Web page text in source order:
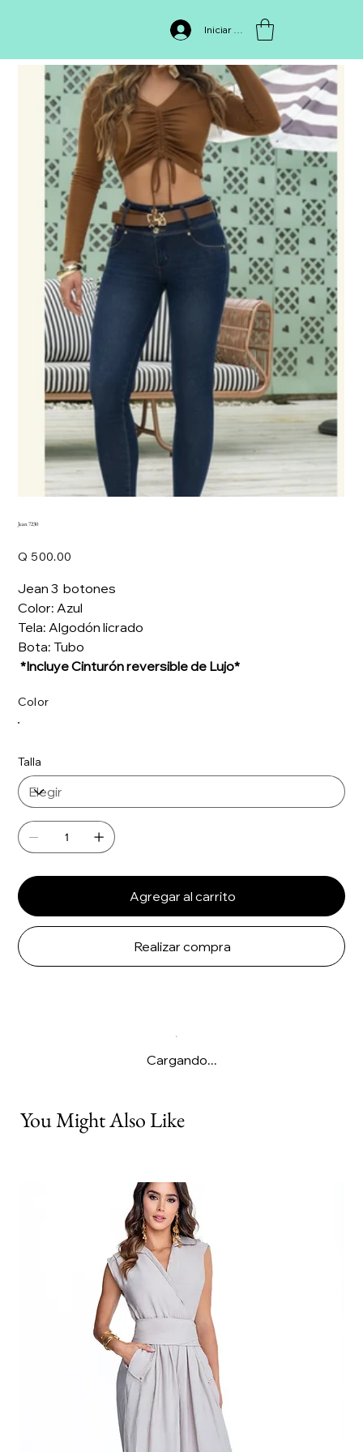
Iniciar sesión
Jean 7230
Q 500.00
Jean 3 botones
Color: Azul
Tela: Algodón licrado
Bota: Tubo
*Incluye Cinturón reversible de Lujo*
Color
Talla
Agregar al carrito
Realizar compra
Cargando...
You Might Also Like